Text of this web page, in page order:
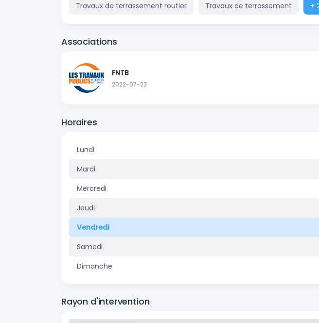
Travaux de terrassement routier Travaux de terrassement +
Associations
FNTB
2022-07-22
Horaires
Lundi
Mardi
Mercredi
Jeudi
Vendredi
Samedi
Dimanche
Rayon d'intervention